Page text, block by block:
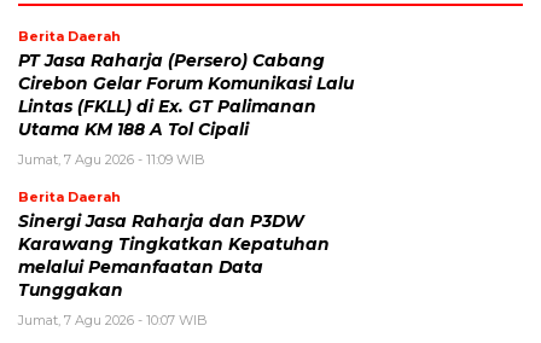
Berita Daerah
PT Jasa Raharja (Persero) Cabang
Cirebon Gelar Forum Komunikasi Lalu
Lintas (FKLL) di Ex. GT Palimanan
Utama KM 188 A Tol Cipali
Jumat, 7 Agu 2026 - 11:09 WIB
Berita Daerah
Sinergi Jasa Raharja dan P3DW
Karawang Tingkatkan Kepatuhan
melalui Pemanfaatan Data
Tunggakan
Jumat, 7 Agu 2026 - 10:07 WIB